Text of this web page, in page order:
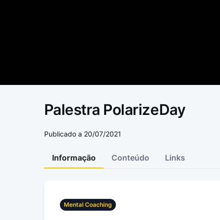
Palestra PolarizeDay
Publicado a 20/07/2021
Informação Conteúdo Links
Mental Coaching